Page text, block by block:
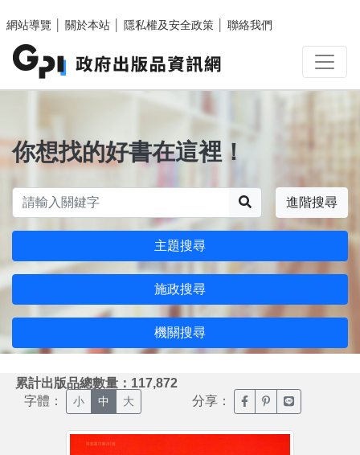
網站導覽
關於本站 隱私權及安全政策 聯絡我們
你想找的好書在這裡！
進階搜尋
主題搜尋
施政搜尋
機關搜尋
累計出版品總數量：117,872
字體： 小 中 大 分享： 臉書分享(另開新視窗)
噗浪分享(另開新
Line分享(另